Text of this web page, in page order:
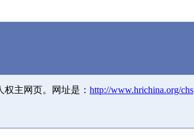
主网页。网址是： http://www.hrichina.org/chs